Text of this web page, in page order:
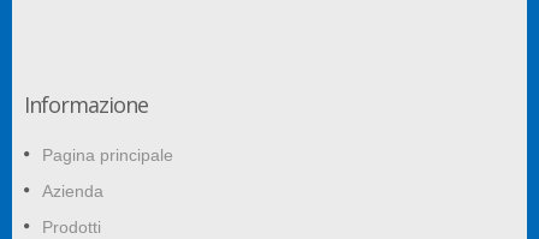
Informazione
Pagina principale
Azienda
Prodotti